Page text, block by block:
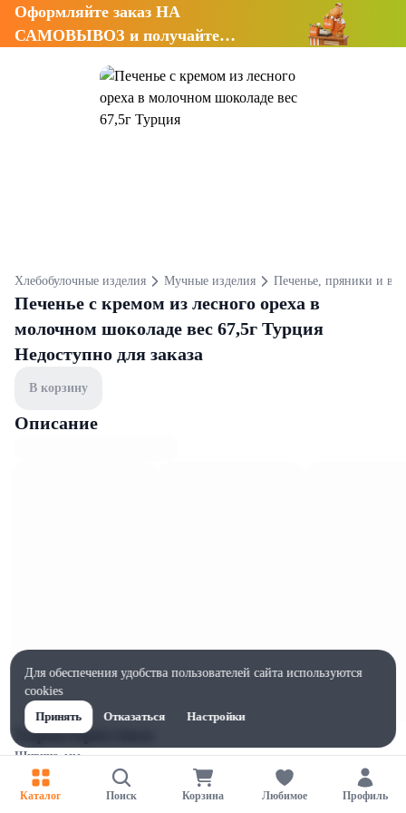
Оформляйте заказ НА
САМОВЫВОЗ и получайте
Хлебобулочные изделия Мучные изделия Печенье, пряники и
Печенье с кремом из лесного ореха в
молочном шоколаде вес 67,5г Турция
Недоступно для заказа
В корзину
Описание
Характеристики
Ширина, мм
100
Высота, мм
Каталог Поиск Корзина Любимое Профиль
Для обеспечения удобства пользователей сайта используются
cookies
Принять
Отказаться Настройки